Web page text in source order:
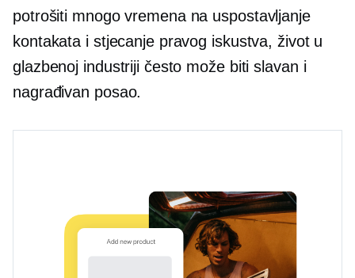
potrošiti mnogo vremena na uspostavljanje
kontakata i stjecanje pravog iskustva, život u
glazbenoj industriji često može biti slavan i
nagrađivan posao.